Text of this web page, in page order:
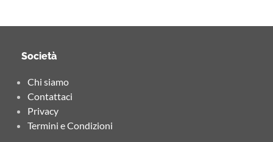
Società
Chi siamo
Contattaci
Privacy
Termini e Condizioni